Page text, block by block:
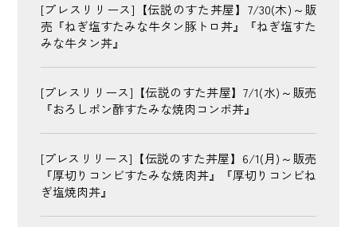
[プレスリリース]【伝説のすた丼屋】7/30(木)～販
売『ねぎ塩すたみな牛タン豚トロ丼』『ねぎ塩すた
みな牛タン丼』
[プレスリリース]【伝説のすた丼屋】7/1(水)～販売
『おろしポン酢すたみな焼肉コンボ丼』
[プレスリリース]【伝説のすた丼屋】6/1(月)～販売
『厚切りコンビすたみな焼肉丼』『厚切りコンビね
ぎ塩焼肉丼』